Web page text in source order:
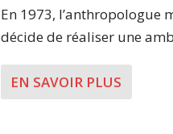
En 1973, l’anthropologue
décide de réaliser une
EN SAVOIR PLUS